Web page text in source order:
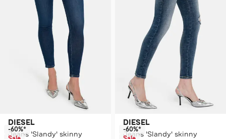
DIESEL
Jeans 'Slandy' skinny
-60%*
DIESEL
Jeans 'Slandy' skinny
-60%*